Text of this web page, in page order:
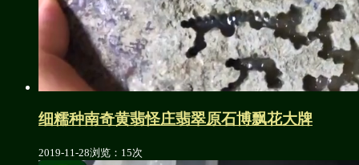
细糯种南奇黄翡怪庄翡翠原石博飘花大牌
2019-11-28浏览：15次